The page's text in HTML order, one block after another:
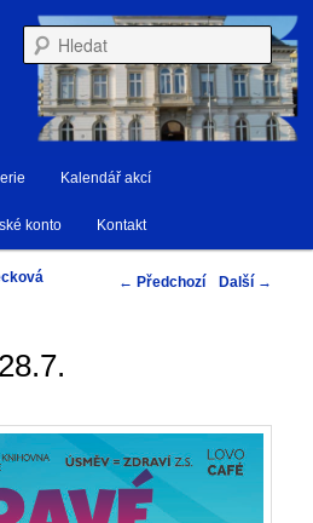
paneluKalendář akcí
konto Kontakt
← Předchozí Další →